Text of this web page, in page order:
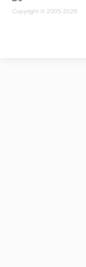
Copyright © 2005-2026